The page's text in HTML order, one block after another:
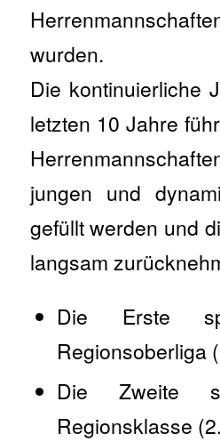
wurden.
Die kontinuierliche
letzten 10 Jahre
jungen und
gefüllt werden und
langsam
Die Erste
Regionsoberliga
Die Zweite
Regionsklasse